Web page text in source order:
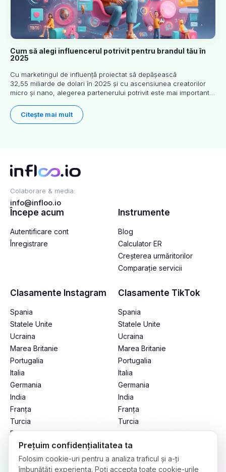
Cum să alegi influencerul potrivit pentru brandul tău în
2025
Cu marketingul de influență proiectat să depășească
32,55 miliarde de dolari în 2025 și cu ascensiunea creatorilor
micro și nano, alegerea partenerului potrivit este mai importantă
influenceri care se aliniază cu adevărat obiectivelor și valorilor
lor.
Citește mai mult
Colaborare & media:
info@infloo.io
Începe acum
Autentificare cont
Înregistrare
Instrumente
Blog
Calculator ER
Creșterea urmăritorilor
Comparație servicii
Clasamente Instagram
Spania
Statele Unite
Ucraina
Marea Britanie
Portugalia
Italia
Germania
India
Franța
Turcia
Brazilia
Mexic
Argentina
Indonezia
Clasamente TikTok
Spania
Statele Unite
Ucraina
Marea Britanie
Portugalia
Italia
Germania
India
Franța
Turcia
Brazilia
Mexic
Argentina
Indonezia
Prețuim confidențialitatea ta
Folosim cookie-uri pentru a analiza traficul și a-ți
îmbunătăți experiența. Poți accepta toate cookie-urile